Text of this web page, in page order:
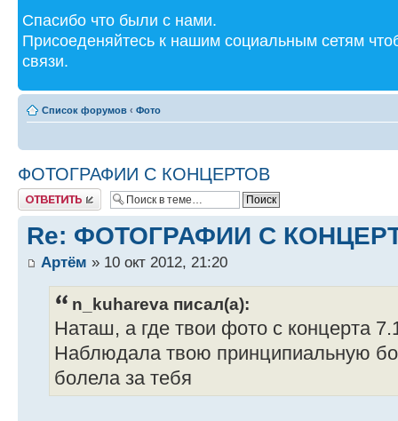
Спасибо что были с нами.
Присоеденяйтесь к нашим социальным сетям
связи.
Список форумов ‹ Фото
ФОТОГРАФИИ С КОНЦЕРТОВ
Ответить
Re: ФОТОГРАФИИ С
Артём » 10 окт 2012, 21:20
n_kuhareva писал(а):
Наташ, а где твои фото с концерта
Наблюдала твою принципиальную
болела за тебя